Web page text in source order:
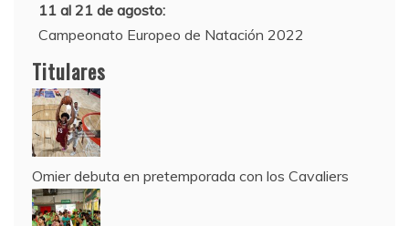
11 al 21 de agosto:
Campeonato Europeo de Natación 2022
12 de agosto:
Empieza La Liga 2022-2023
Titulares
Omier debuta en pretemporada con los Cavaliers